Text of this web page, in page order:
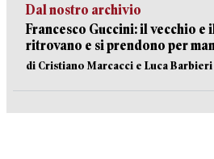
Dal nostro archivio
Francesco Guccini: il vecchio e
ritrovano e si prendono per
di Cristiano Marcacci e Luca Barbieri